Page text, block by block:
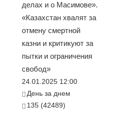
делах и о Масимове».
«Казахстан хвалят за
отмену смертной
казни и критикуют за
пытки и ограничения
свобод»
24.01.2025 12:00
День за днем
135 (42489)